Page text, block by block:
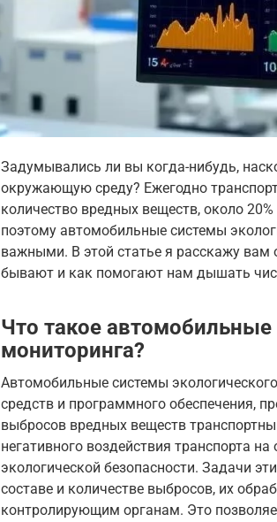
Задумывались ли вы когда-нибудь,
окружающую среду? Ежегодно
количество вредных веществ, около
поэтому автомобильные системы
важными. В этой статье я расскажу вам
бывают и как помогают нам дышать
Что такое
мониторинга?
Автомобильные системы
средств и программного обеспечения,
выбросов вредных веществ
негативного воздействия транспорта
экологической безопасности. Задачи
составе и количестве выбросов, их
контролирующим органам. Это